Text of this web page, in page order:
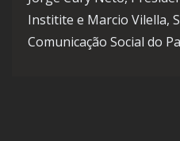
Institite e Marcio Vilella,
Comunicação Social do